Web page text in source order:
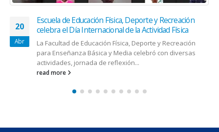
20
Abr
Escuela de Educación Física, Deporte y Recreación
celebra el Día Internacional de la Actividad Física
La Facultad de Educación Física, Deporte y Recreación
para Enseñanza Básica y Media celebró con diversas
actividades, jornada de reflexión...
read more